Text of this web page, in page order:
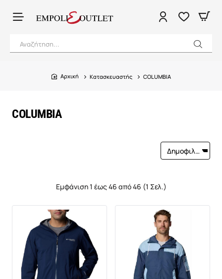
Αναζήτηση...
COLUMBIA
home
Κατασκευαστής COLUMBIA
Εμφάνιση 1 έως 46 από 46 (1 Σελ.)